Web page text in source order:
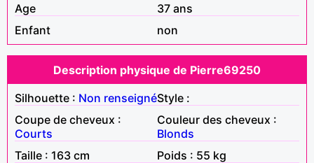
Age
37 ans
Enfant
non
Description physique de Pierre69250
Silhouette : Non renseignéStyle :
Coupe de cheveux :
Courts
Couleur des cheveux :
Blonds
Taille : 163 cm
Poids : 55 kg